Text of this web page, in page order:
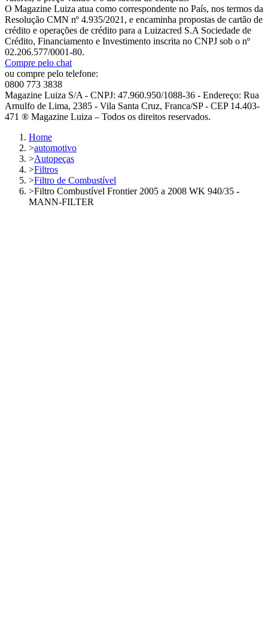
O Magazine Luiza atua como correspondente no País, nos termos da
Resolução CMN nº 4.935/2021, e encaminha propostas de cartão de
crédito e operações de crédito para a Luizacred S.A Sociedade de
Crédito, Financiamento e Investimento inscrita no CNPJ sob o nº
02.206.577/0001-80.
Compre pelo chat
ou compre pelo telefone:
0800 773 3838
Magazine Luiza S/A - CNPJ: 47.960.950/1088-36 - Endereço: Rua
Arnulfo de Lima, 2385 - Vila Santa Cruz, Franca/SP - CEP 14.403-
471 ® Magazine Luiza – Todos os direitos reservados.
Home
>automotivo
>Autopeças
>Filtros
>Filtro de Combustível
>Filtro Combustível Frontier 2005 a 2008 WK 940/35 -
MANN-FILTER